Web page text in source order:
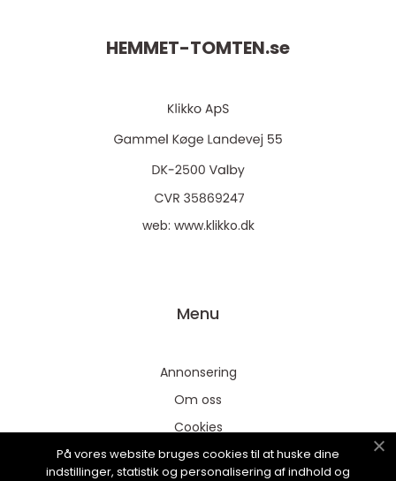
HEMMET-TOMTEN.se
web: www.klikko.dk
Menu
Annonsering
Om oss
Cookies
Kontakta oss
På vores website bruges cookies til at huske dine
indstillinger, statistik og personalisering af indhold og